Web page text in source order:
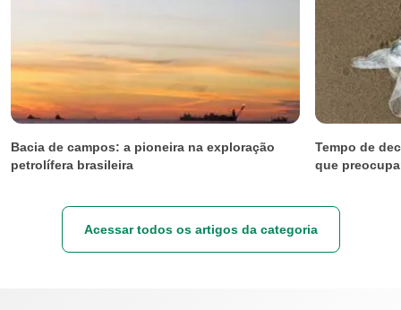
Bacia de campos: a pioneira na exploração
petrolífera brasileira
Tempo de
que
Acessar todos os artigos da categoria